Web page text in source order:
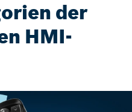
der
HMI-